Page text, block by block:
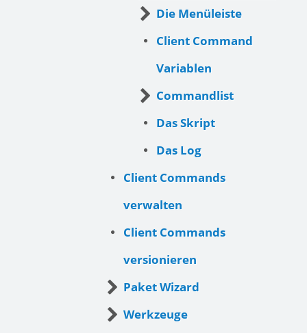
Die Menüleiste
Client Command
Variablen
Commandlist
Das Skript
Das Log
Client Commands
verwalten
Client Commands
versionieren
Paket Wizard
Werkzeuge